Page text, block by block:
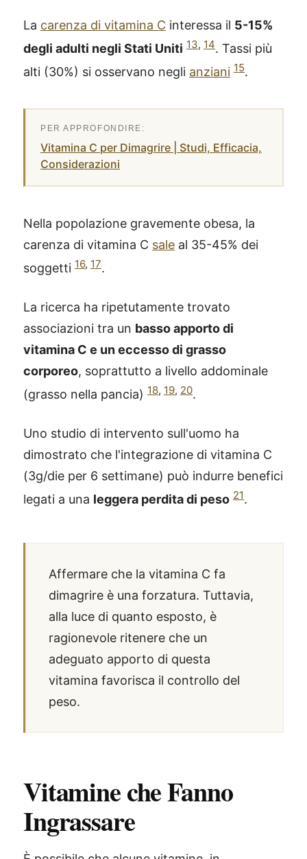
La carenza di vitamina C interessa il 5-15%
degli adulti negli Stati Uniti 13, 14. Tassi più
alti (30%) si osservano negli anziani 15.
Vitamina C per Dimagrire | Studi, Efficacia,
Considerazioni
Nella popolazione gravemente obesa, la
carenza di vitamina C sale al 35-45% dei
soggetti 16, 17.
La ricerca ha ripetutamente trovato
associazioni tra un basso apporto di
vitamina C e un eccesso di grasso
corporeo, soprattutto a livello addominale
(grasso nella pancia) 18, 19, 20.
Uno studio di intervento sull'uomo ha
dimostrato che l'integrazione di vitamina C
(3g/die per 6 settimane) può indurre benefici
legati a una leggera perdita di peso 21.
Affermare che la vitamina C fa
dimagrire è una forzatura. Tuttavia,
alla luce di quanto esposto, è
ragionevole ritenere che un
adeguato apporto di questa
vitamina favorisca il controllo del
peso.
Vitamine che Fanno
Ingrassare